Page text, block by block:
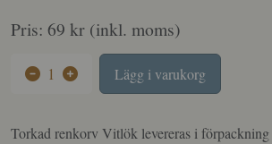
Pris: 69 kr (inkl. moms)
1 Lägg i varukorg
Torkad renkorv Vitlök levereras i